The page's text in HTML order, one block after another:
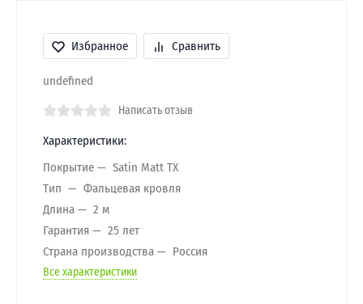
Избранное Сравнить
undefined
Написать отзыв
Характеристики:
Покрытие
Satin Matt TX
Тип
Фальцевая кровля
Длина
2 м
Гарантия
25 лет
Страна производства
Россия
Все характеристики